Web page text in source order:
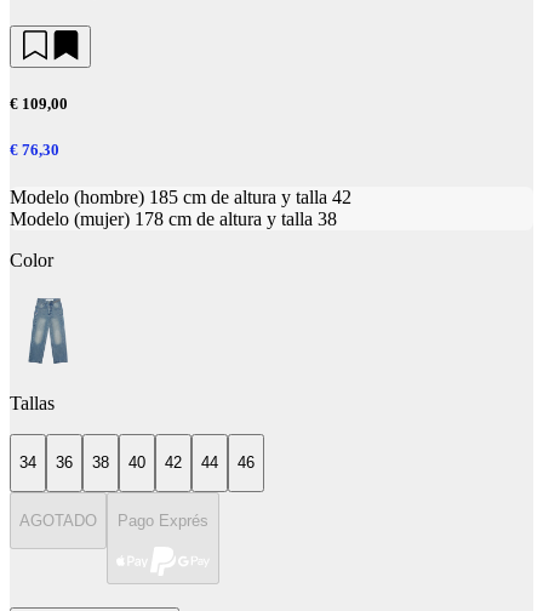
€ 109,00
€ 76,30
Modelo (hombre) 185 cm de altura y talla 42
Modelo (mujer) 178 cm de altura y talla 38
Color
Tallas
34 36 38 40 42 44 46
AGOTADO Pago Exprés